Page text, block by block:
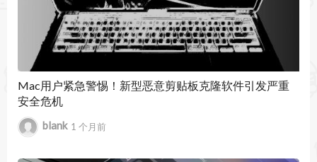
◉ 支持所有类型的文件。
≈Clipsy的好处：≈
◎ 保存至少40分钟的工作日。
◎ 更高效，更快捷。
Clipsy 2.3 更新内容：
Mac用户紧急警惕！新型恶意剪贴板克隆软件引发严重
安全危机
blank 1 个月前